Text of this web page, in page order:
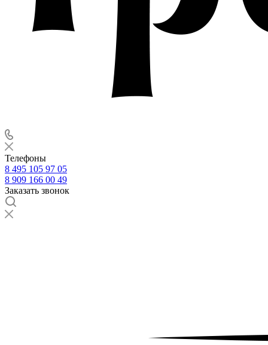
Телефоны
8 495 105 97 05
8 909 166 00 49
Заказать звонок